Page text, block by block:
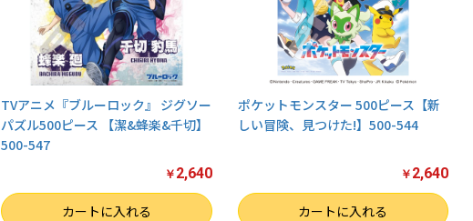
TVアニメ『ブルーロック』 ジグソー
パズル500ピース 【潔&蜂楽&千切】
500-547
￥ 2,640
数量 カートに入れる
ポケットモンスター 500ピース【新
しい冒険、見つけた!】500-544
￥ 2,640
数量 カートに入れる